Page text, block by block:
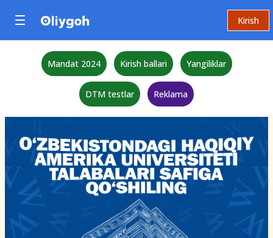
Kirish
Mandat 2024 Kirish ballari Yangiliklar
DTM testlar Reklama